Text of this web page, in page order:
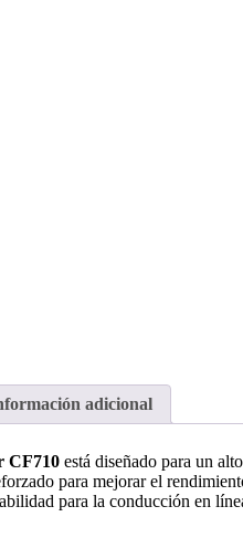
adicional
CF710 está diseñado para un
para mejorar el
para la conducción en